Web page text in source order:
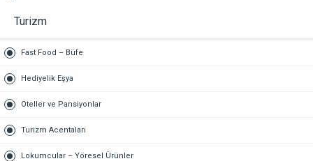
Turizm
Fast Food – Büfe
Hediyelik Eşya
Oteller ve Pansiyonlar
Turizm Acentaları
Lokumcular – Yöresel Ürünler